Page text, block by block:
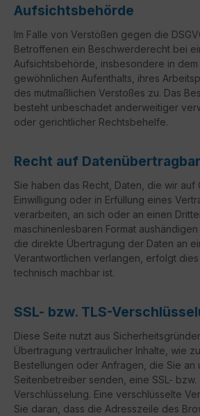
Aufsichts­behörde
Im Falle von Verstößen gegen die
Betroffenen ein Beschwerderecht bei
Aufsichtsbehörde, insbesondere in
gewöhnlichen Aufenthalts, ihres
des mutmaßlichen Verstoßes zu. Das
besteht unbeschadet anderweitiger
oder gerichtlicher Rechtsbehelfe.
Recht auf
Sie haben das Recht, Daten, die wir auf
Einwilligung oder in Erfüllung eines
verarbeiten, an sich oder an einen
maschinenlesbaren Format
die direkte Übertragung der Daten an
Verantwortlichen verlangen, erfolgt
technisch machbar ist.
SSL- bzw. TLS-
Diese Seite nutzt aus
Übertragung vertraulicher Inhalte, wie
Bestellungen oder Anfragen, die Sie an
Seitenbetreiber senden, eine SSL- bzw.
Verschlüsselung. Eine verschlüsselte
Sie daran, dass die Adresszeile des